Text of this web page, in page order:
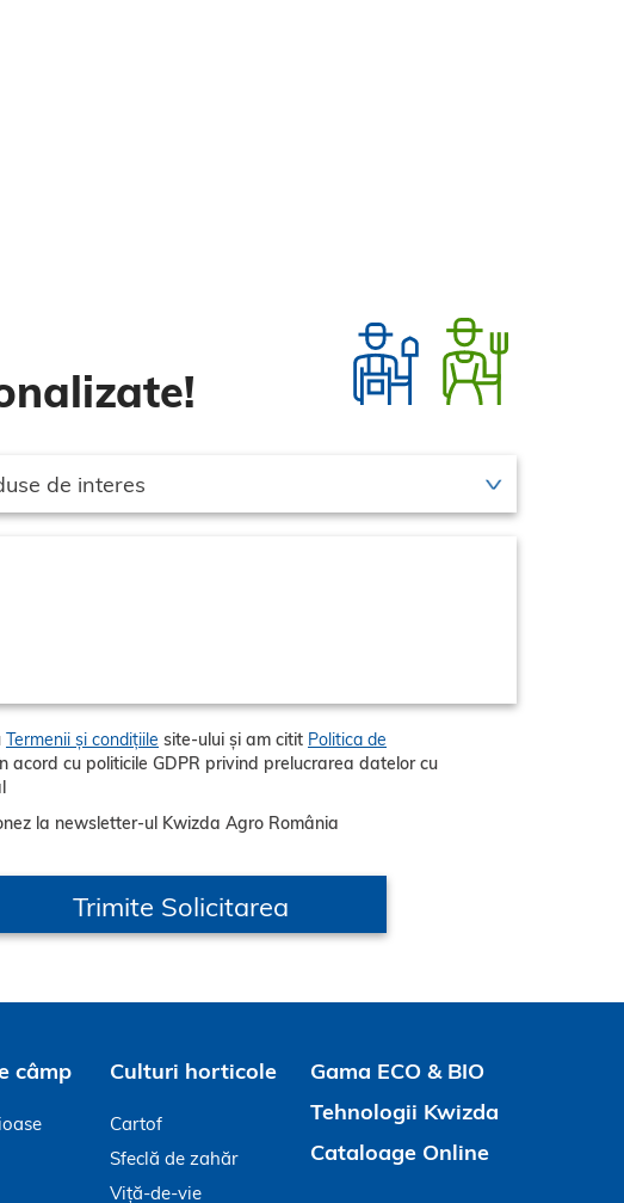
Termenii și condițiile site-ului și am citit Politica de
la newsletter-ul Kwizda Agro România
câmp Culturi horticole
Cartof
Sfeclă de zahăr
Viță-de-vie
Gama ECO & BIO
Tehnologii Kwizda
Cataloage Online